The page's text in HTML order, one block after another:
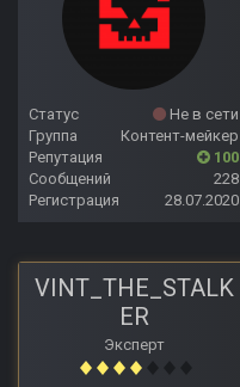
Статус
Не в сети
Группа
Контент-мейкер
Репутация
100
Сообщений
228
Регистрация
28.07.2020
VINT_THE_STALK
ER
Эксперт